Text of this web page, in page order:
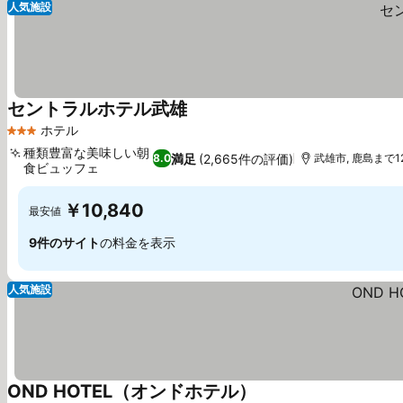
人気施設
3 ホテルのランク
ホテル
セントラルホテル武雄料金を表示
8.0満足 (2,665件の評価)
種類豊富な美味しい朝
食ビュッフェ
武雄市, 鹿島まで
最安値 ￥10,840
9件のサイトの料金を表示
人気施設
OND HOTEL（オンドホテル）